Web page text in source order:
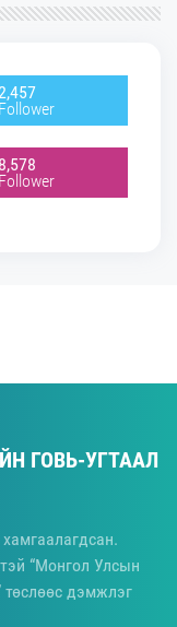
2,457
Follower
8,578
Follower
ГОВЬ-УГТААЛ
“Монгол Улсын
төслөөс дэмжлэг